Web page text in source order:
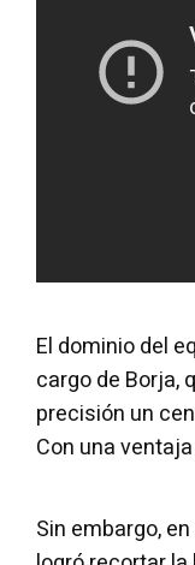
El dominio del
cargo de Borja,
precisión un
Con una
Sin embargo,